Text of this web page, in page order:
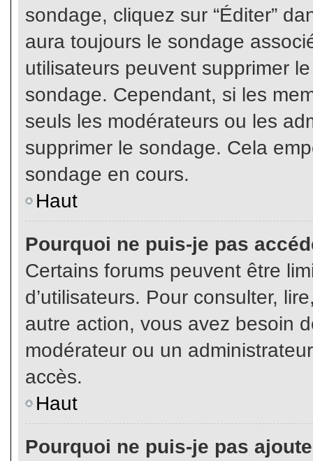
sondage, cliquez sur “Éditer”
aura toujours le sondage
utilisateurs peuvent supprimer
sondage. Cependant, si les
seuls les modérateurs ou les
supprimer le sondage. Cela
sondage en cours.
Haut
Pourquoi ne puis-je pas
Certains forums peuvent être
d’utilisateurs. Pour consulter,
autre action, vous avez besoin
modérateur ou un
accès.
Haut
Pourquoi ne puis-je pas